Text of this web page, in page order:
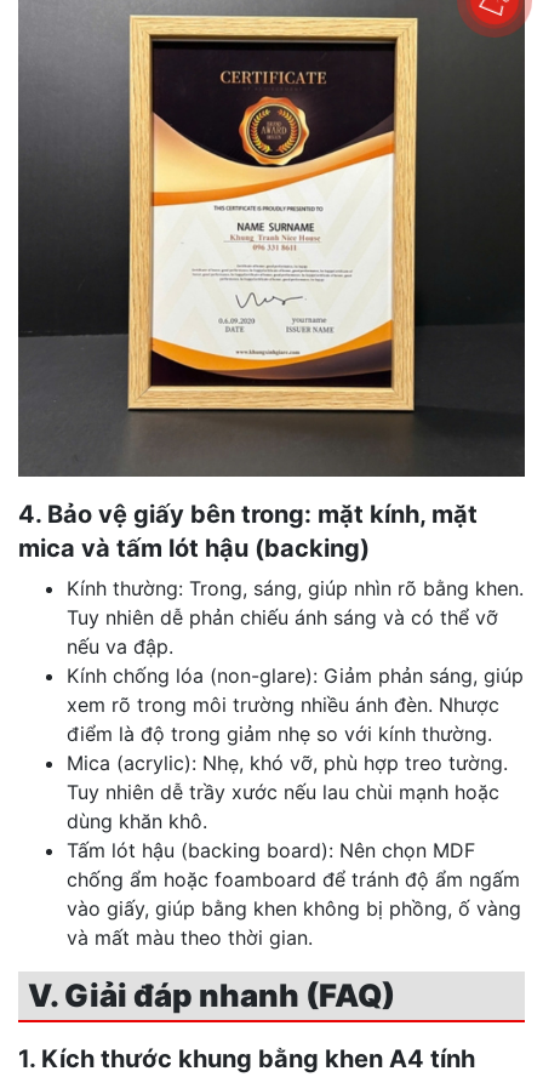
4. Bảo vệ giấy bên trong: mặt kính, mặt
mica và tấm lót hậu (backing)
Kính thường: Trong, sáng, giúp nhìn rõ bằng khen.
Tuy nhiên dễ phản chiếu ánh sáng và có thể vỡ
nếu va đập.
Kính chống lóa (non-glare): Giảm phản sáng, giúp
xem rõ trong môi trường nhiều ánh đèn. Nhược
điểm là độ trong giảm nhẹ so với kính thường.
Mica (acrylic): Nhẹ, khó vỡ, phù hợp treo tường.
Tuy nhiên dễ trầy xước nếu lau chùi mạnh hoặc
dùng khăn khô.
Tấm lót hậu (backing board): Nên chọn MDF
chống ẩm hoặc foamboard để tránh độ ẩm ngấm
vào giấy, giúp bằng khen không bị phồng, ố vàng
và mất màu theo thời gian.
V. Giải đáp nhanh (FAQ)
1. Kích thước khung bằng khen A4 tính